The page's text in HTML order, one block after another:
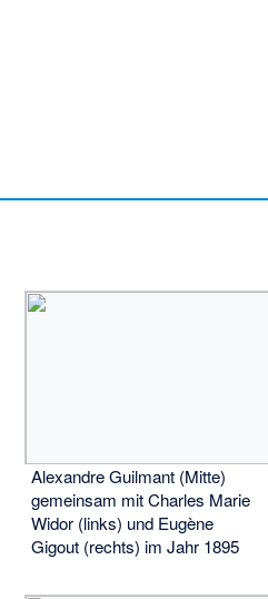
Alexandre Guilmant (Mitte)
gemeinsam mit Charles Marie
Widor (links) und Eugène
Gigout (rechts) im Jahr 1895